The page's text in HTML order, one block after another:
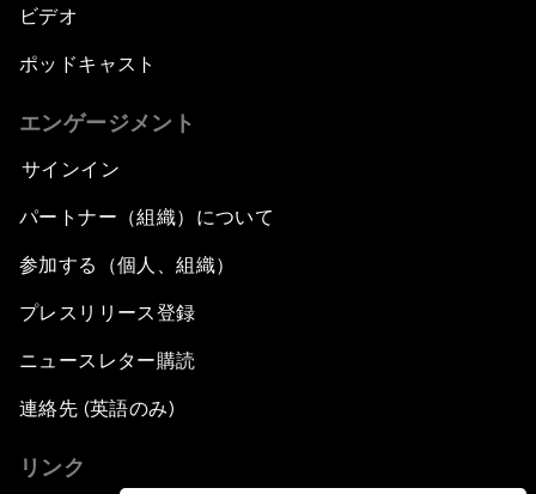
ビデオ
ポッドキャスト
エンゲージメント
サインイン
パートナー（組織）について
参加する（個人、組織）
プレスリリース登録
ニュースレター購読
連絡先 (英語のみ)
リンク